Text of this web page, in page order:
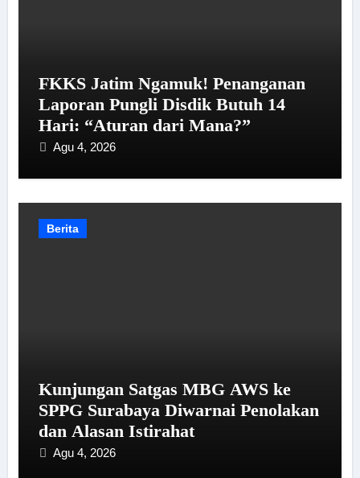
FKKS Jatim Ngamuk! Penanganan
Laporan Pungli Disdik Butuh 14
Hari: “Aturan dari Mana?”
Agu 4, 2026
Berita
Kunjungan Satgas MBG AWS ke
SPPG Surabaya Diwarnai Penolakan
dan Alasan Istirahat
Agu 4, 2026